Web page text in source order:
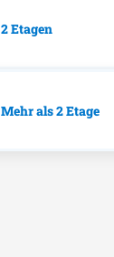
2 Etagen
Mehr als 2 Etage